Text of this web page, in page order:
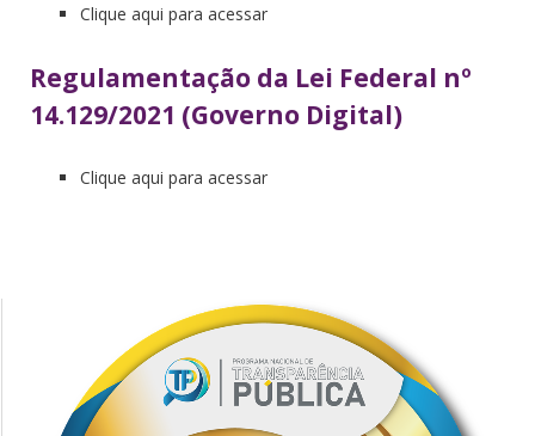
Clique aqui para acessar
Regulamentação da Lei Federal nº
14.129/2021 (Governo Digital)
Clique aqui para acessar